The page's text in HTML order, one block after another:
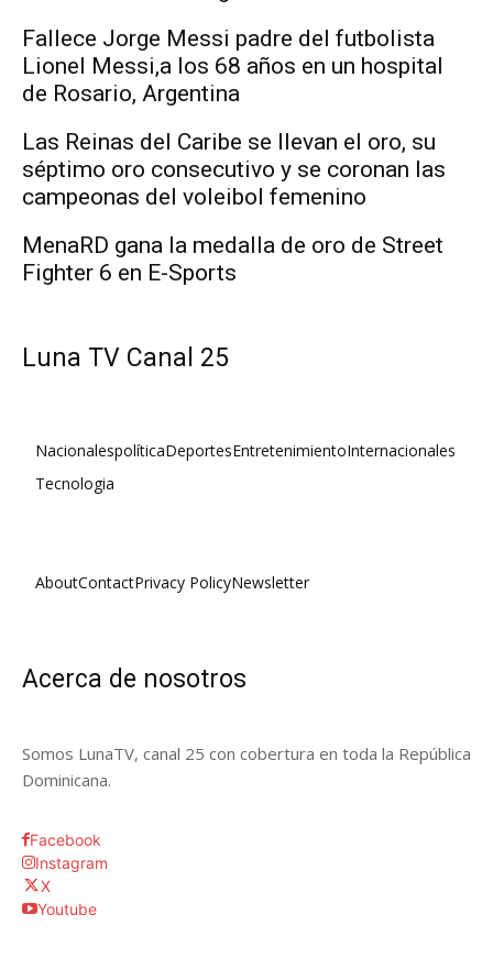
Fallece Jorge Messi padre del futbolista
Lionel Messi,a los 68 años en un hospital
de Rosario, Argentina
Las Reinas del Caribe se llevan el oro, su
séptimo oro consecutivo y se coronan las
campeonas del voleibol femenino
MenaRD gana la medalla de oro de Street
Fighter 6 en E-Sports
Luna TV Canal 25
NacionalespolíticaDeportesEntretenimientoInternacionales
Tecnologia
AboutContactPrivacy PolicyNewsletter
Acerca de nosotros
Somos LunaTV, canal 25 con cobertura en toda la República
Dominicana.
Facebook
Instagram
X
Youtube